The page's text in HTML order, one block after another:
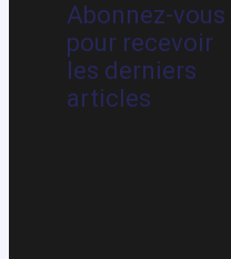
Abonnez-vous
pour recevoir
les derniers
articles